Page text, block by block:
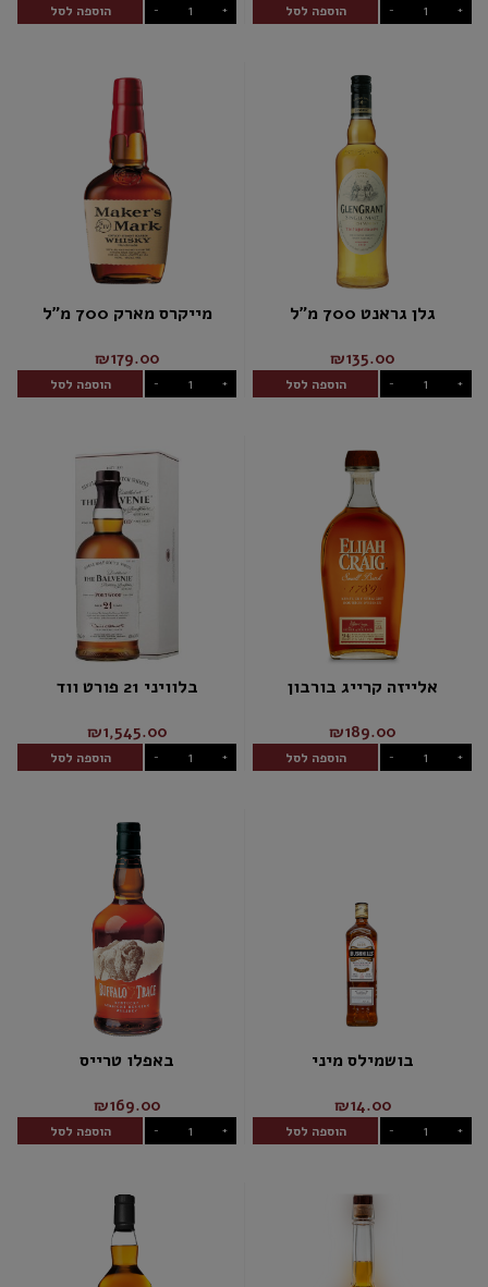
- + הוספה לסל - + הוספה לסל
גלן גראנט 700 מ"ל
₪135.00
- + הוספה לסל
מייקרס מארק 700 מ"ל
₪179.00
- + הוספה לסל
אלייזה קרייג בורבון
₪189.00
- + הוספה לסל
בלוויני 21 פורט ווד
₪1,545.00
- + הוספה לסל
בושמילס מיני
₪14.00
- + הוספה לסל
באפלו טרייס
₪169.00
- + הוספה לסל